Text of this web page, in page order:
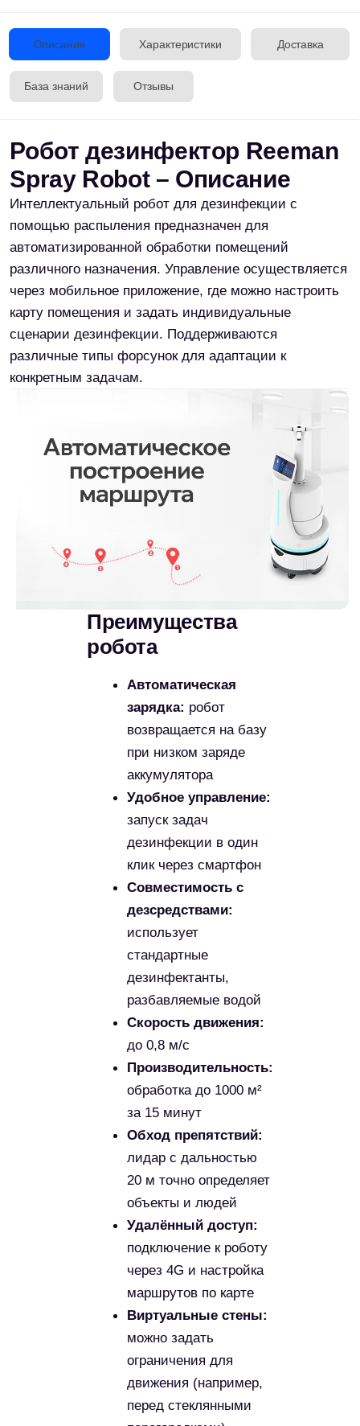
Преимущества
робота
Автоматическая
зарядка:
робот
возвращается на базу
при низком заряде
аккумулятора
Удобное управление:
клик через смартфон
Совместимость с
дезсредствами:
разбавляемые водой
Скорость движения:
до 0,8 м/с
Производительность:
за 15 минут
Обход препятствий:
лидар с дальностью
Удалённый доступ:
подключение к роботу
маршрутов по карте
Виртуальные стены:
ограничения для
движения (например,
перед стеклянными
перегородками)
планирование
маршрута:робот сам
составляет
оптимальный путь
Робот обладает рядом преимуществ, среди которых
— до 4 часов автономной работы и функция
автоматической подзарядки при снижении уровня
заряда батареи. Удалённое управление позволяет
значительно сократить трудозатраты и повысить
общую эффективность процессов дезинфекции.
Благодаря поддержке облачного развертывания и
быстрой настройке, робот легко интегрируется в
различные рабочие сценарии.
подробных инструкций и обучающих
видеоматериалов, что делает его доступным даже
для неподготовленных пользователей.
Больницы и клиники
Офисы и административные помещения